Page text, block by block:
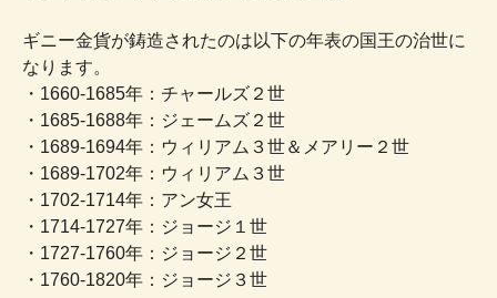
ギニー金貨が鋳造されたのは以下の年表の国王の治世に
なります。
・1660-1685年：チャールズ２世
・1685-1688年：ジェームズ２世
・1689-1694年：ウィリアム３世＆メアリー２世
・1689-1702年：ウィリアム３世
・1702-1714年：アン女王
・1714-1727年：ジョージ１世
・1727-1760年：ジョージ２世
・1760-1820年：ジョージ３世